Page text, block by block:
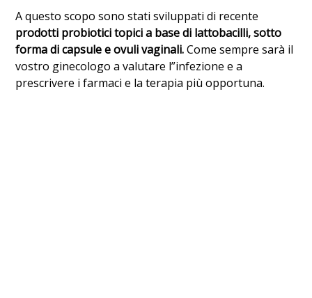
A questo scopo sono stati sviluppati di recente
prodotti probiotici topici a base di lattobacilli, sotto
forma di capsule e ovuli vaginali.Come sempre sarà il
vostro ginecologo a valutare l”infezione e a
prescrivere i farmaci e la terapia più opportuna.